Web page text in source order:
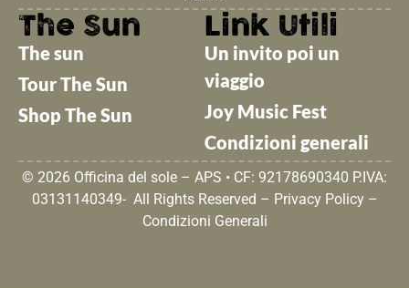
The Sun
The sun
Tour The Sun
Shop The Sun
Link Utili
Un invito poi un
viaggio
Joy Music Fest
Condizioni generali
© 2026 Officina del sole – APS • CF: 92178690340 P.IVA:
03131140349- All Rights Reserved – Privacy Policy–
Condizioni Generali